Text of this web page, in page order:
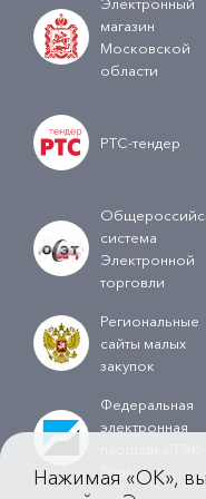
Электронный
магазин
Московской
области
РТС-тендер
система
Электронной
торговли
Региональные
сайты малых
закупок
Федеральная
электронная
Торг
Нажимая «OK»,